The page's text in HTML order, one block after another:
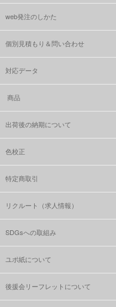
web発注のしかた
個別見積もり＆問い合わせ
対応データ
商品
出荷後の納期について
色校正
特定商取引
リクルート（求人情報）
SDGsへの取組み
ユポ紙について
後援会リーフレットについて